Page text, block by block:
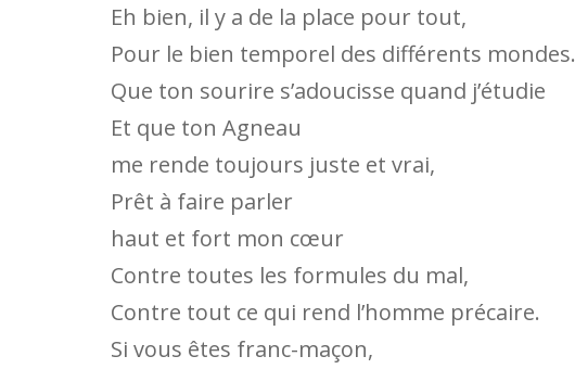
Eh bien, il y a de la place pour tout,
Pour le bien temporel des différents mondes.
Que ton sourire s’adoucisse quand j’étudie
Et que ton Agneau
me rende toujours juste et vrai,
Prêt à faire parler
haut et fort mon cœur
Contre toutes les formules du mal,
Contre tout ce qui rend l’homme précaire.
Si vous êtes franc-maçon,